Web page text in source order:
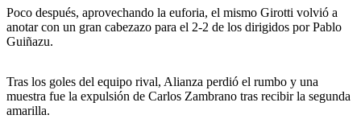
Poco después, aprovechando la euforia, el mismo Girotti volvió a
anotar con un gran cabezazo para el 2-2 de los dirigidos por Pablo
Guiñazu.
Tras los goles del equipo rival, Alianza perdió el rumbo y una
muestra fue la expulsión de Carlos Zambrano tras recibir la segunda
amarilla.